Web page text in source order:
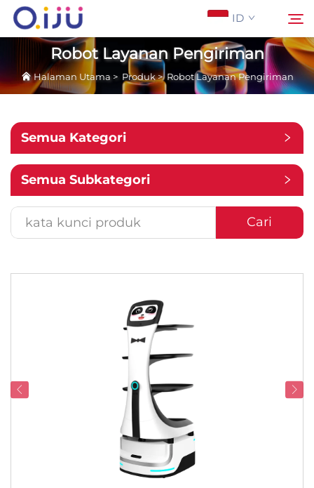
ID
Halaman Utama
Tentang Kami
Produk
Aplikasi
Dukungan Layanan
Hubungi Kami
Robot Layanan Pengiriman
Halaman Utama> Produk>Robot Layanan Pengiriman
Semua Kategori
Semua Subkategori
Cari